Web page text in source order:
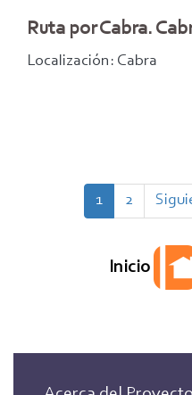
Ruta por Cabra.
Localización: Cabra
Paginación
Página
actual
1 Page
2
Inicio